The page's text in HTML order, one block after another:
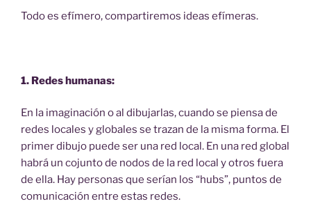
Todo es efímero, compartiremos ideas efímeras.
1. Redes humanas:
En la imaginación o al dibujarlas, cuando se piensa de
redes locales y globales se trazan de la misma forma. El
primer dibujo puede ser una red local. En una red global
habrá un cojunto de nodos de la red local y otros fuera
de ella. Hay personas que serían los “hubs”, puntos de
comunicación entre estas redes.